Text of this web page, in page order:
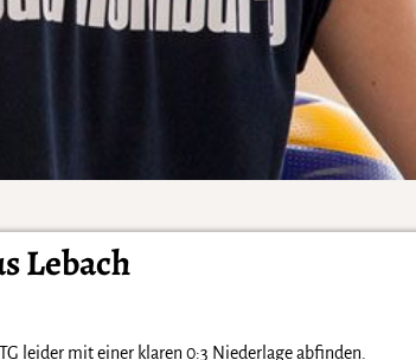
Lebach
leider mit einer klaren 0:3 Niederlage abfinden.